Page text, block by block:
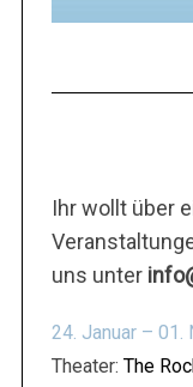
Ihr wollt über
uns unter
24. Januar – 01.
Theater: The